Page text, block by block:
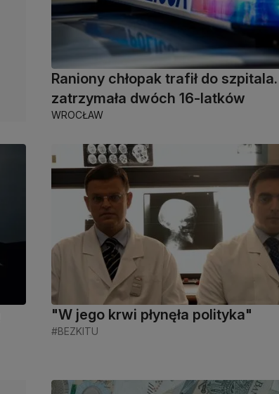
Raniony chłopak trafił do
zatrzymała dwóch 16-latków
WROCŁAW
"W jego krwi płynęła polityka"
#BEZKITU